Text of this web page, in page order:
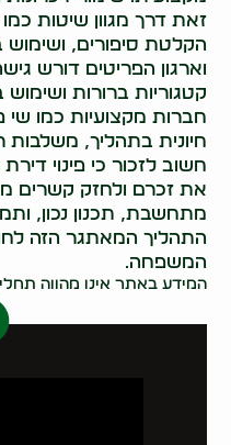
זאת דרך מגוון שיטות כמו
הקלטת סיפורים, ושימוש
וארגון הפריטים דורש
קטגוריות ברורות
חברות מקצועיות כמו שי
חיונית בתהליך, משלבות
חשוב לזכור כי פינוי
את זכרם ולחזק קשרים
מתחשבת, תכנון נכון,
התהליך המאתגר הזה
המשפחה.
המידע באתר אינו מהווה